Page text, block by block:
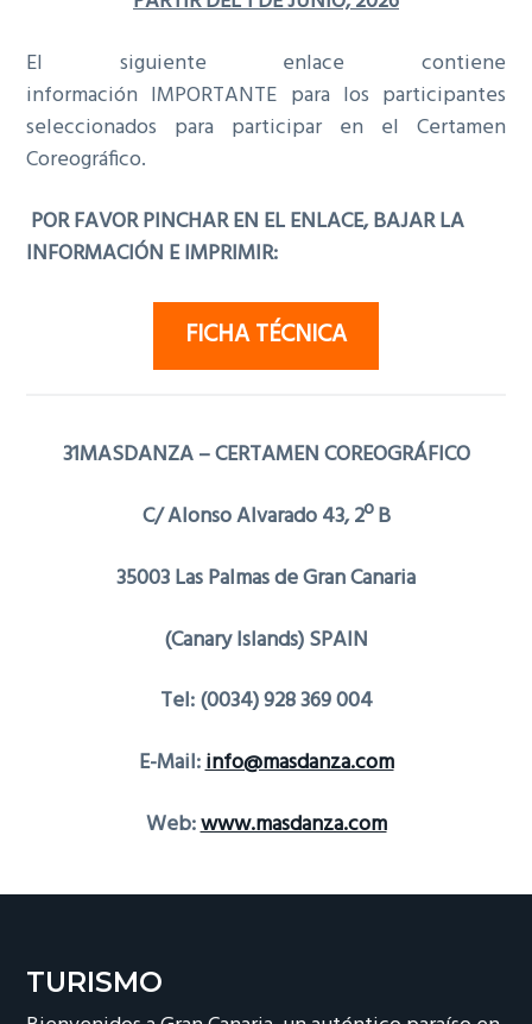
El siguiente enlace contiene
información IMPORTANTE para los participantes
seleccionados para participar en el Certamen
Coreográfico.
POR FAVOR PINCHAR EN EL ENLACE, BAJAR LA
INFORMACIÓN E IMPRIMIR:
FICHA TÉCNICA
31MASDANZA – CERTAMEN COREOGRÁFICO
C/ Alonso Alvarado 43, 2º B
35003 Las Palmas de Gran Canaria
(Canary Islands) SPAIN
Tel: (0034) 928 369 004
E-Mail:info@masdanza.com
Web:www.masdanza.com
TURISMO